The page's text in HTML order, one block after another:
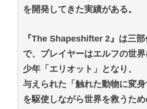
を開発してきた実績がある。
『The Shapeshifter 2』は三
で、プレイヤーはエルフの世
少年「エリオット」となり、
与えられた「触れた動物に変身
を駆使しながら世界を救うた